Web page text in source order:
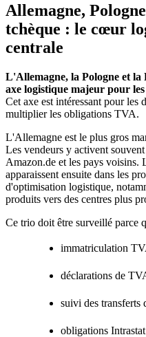
Allemagne,
tchèque : le cœur
centrale
L'Allemagne, la Pologne et
axe logistique majeur pour
Cet axe est intéressant pour les
multiplier les obligations TVA.
L'Allemagne est le plus gros
Les vendeurs y activent
Amazon.de et les pays voisins.
apparaissent ensuite dans les
d'optimisation logistique,
produits vers des centres plus
Ce trio doit être surveillé parce
immatriculation
déclarations de
suivi des transferts
obligations